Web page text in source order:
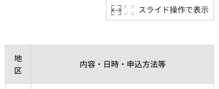
スライド操作で表示
地
区
内容・日時・申込方法等